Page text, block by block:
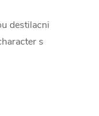
destilacni
s